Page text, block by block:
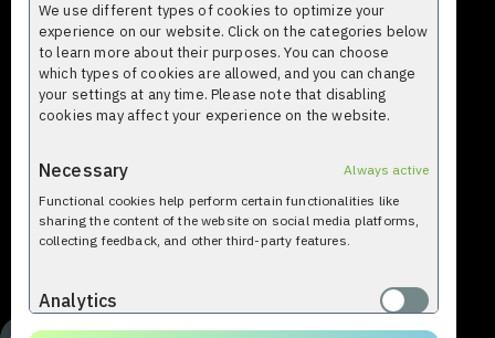
© Profium 2009-2026. Kaikki oikeudet pidetään. Profium
Sense™ on Profium® käyttämä tavaramerkki.
We use different types of cookies to optimize your
experience on our website. Click on the categories below
to learn more about their purposes. You can choose
which types of cookies are allowed, and you can change
your settings at any time. Please note that disabling
cookies may affect your experience on the website.
Necessary
Always active
Functional cookies help perform certain functionalities like
sharing the content of the website on social media platforms,
collecting feedback, and other third-party features.
Analytics
Analytical cookies are used to understand how visitors interact